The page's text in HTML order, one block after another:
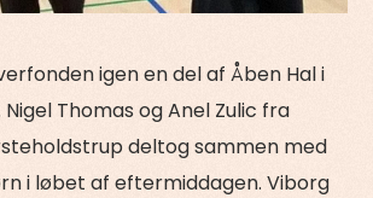
igen en del af Åben Hal i
Thomas og Anel Zulic fra
deltog sammen med
i løbet af eftermiddagen. Viborg